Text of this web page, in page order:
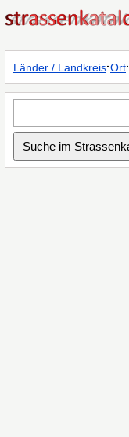
Länder / Landkreis·Ort·